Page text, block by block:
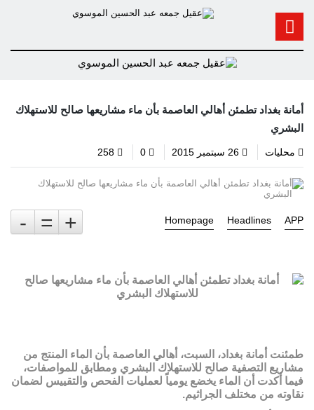
أمانة بغداد تطمئن أهالي العاصمة بأن ماء مشاريعها صالح للاستهلاك
البشري
محليات
APP
Headlines
Homepage
+
=
-
طمئنت أمانة بغداد، السبت، أهالي العاصمة بأن الماء المنتج من
مشاريع التصفية صالح للاستهلاك البشري ومطابق للمواصفات،
فيما أكدت أن الماء يخضع يومياً لعمليات الفحص والتقييس لضمان
نقاوته من مختلف الجراثيم.